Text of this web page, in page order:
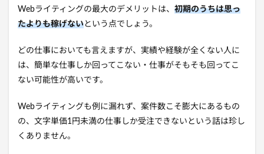
Webライティングの最大のデメリットは、 初期のうちは思っ
たよりも稼げないという点でしょう。
どの仕事においても言えますが、実績や経験が全くない人に
は、簡単な仕事しか回ってこない・仕事がそもそも回ってこ
ない可能性が高いです。
Webライティングも例に漏れず、案件数こそ膨大にあるもの
の、文字単価1円未満の仕事しか受注できないという話は珍し
くありません。